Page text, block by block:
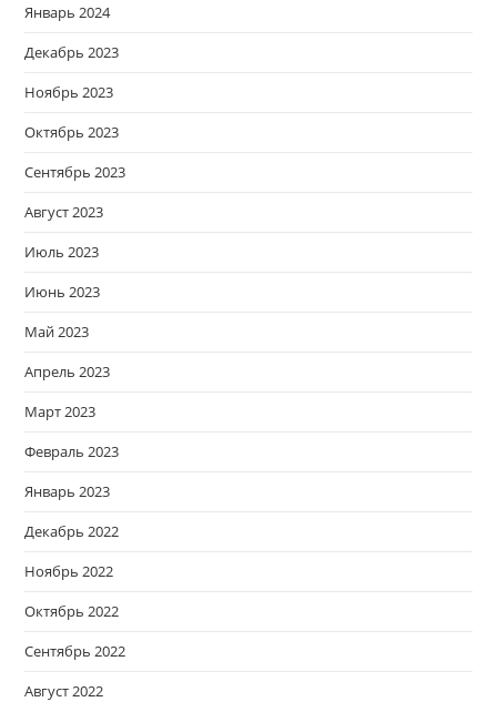
Январь 2024
Декабрь 2023
Ноябрь 2023
Октябрь 2023
Сентябрь 2023
Август 2023
Июль 2023
Июнь 2023
Май 2023
Апрель 2023
Март 2023
Февраль 2023
Январь 2023
Декабрь 2022
Ноябрь 2022
Октябрь 2022
Сентябрь 2022
Август 2022